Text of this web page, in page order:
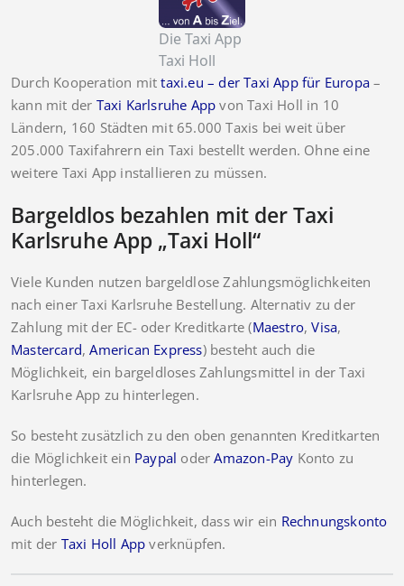
Die Taxi App
Taxi Holl
Durch Kooperation mittaxi.eu – der Taxi App für Europa –
kann mit der Taxi Karlsruhe App von Taxi Holl in 10
Ländern, 160 Städten mit 65.000 Taxis bei weit über
205.000 Taxifahrern ein Taxi bestellt werden. Ohne eine
weitere Taxi App installieren zu müssen.
Bargeldlos bezahlen mit der Taxi
Karlsruhe App „Taxi Holl“
Viele Kunden nutzen bargeldlose Zahlungsmöglichkeiten
nach einer Taxi Karlsruhe Bestellung. Alternativ zu der
Zahlung mit der EC- oder Kreditkarte (Maestro,Visa,
Mastercard,American Express) besteht auch die
Möglichkeit, ein bargeldloses Zahlungsmittel in der Taxi
Karlsruhe App zu hinterlegen.
So besteht zusätzlich zu den oben genannten Kreditkarten
die Möglichkeit ein Paypal oderAmazon-Pay Konto zu
hinterlegen.
Auch besteht die Möglichkeit, dass wir ein Rechnungskonto
mit der Taxi Holl App verknüpfen.